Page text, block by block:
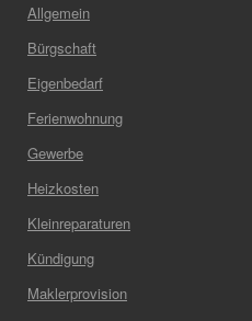
Allgemein
Bürgschaft
Eigenbedarf
Ferienwohnung
Gewerbe
Heizkosten
Kleinreparaturen
Kündigung
Maklerprovision